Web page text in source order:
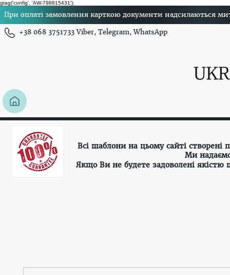
gtag('config', 'AW-798815431');
При оплаті замовлення карткою документи надсилаються
+38 068 3751733 Viber, Telegram, WhatsApp
Всі шаблони на цьому сайті
Ми
Якщо Ви не будете задоволені